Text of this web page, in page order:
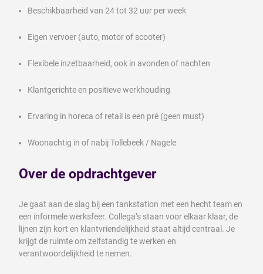
Beschikbaarheid van 24 tot 32 uur per week
Eigen vervoer (auto, motor of scooter)
Flexibele inzetbaarheid, ook in avonden of nachten
Klantgerichte en positieve werkhouding
Ervaring in horeca of retail is een pré (geen must)
Woonachtig in of nabij Tollebeek / Nagele
Over de opdrachtgever
Je gaat aan de slag bij een tankstation met een hecht team en
een informele werksfeer. Collega’s staan voor elkaar klaar, de
lijnen zijn kort en klantvriendelijkheid staat altijd centraal. Je
krijgt de ruimte om zelfstandig te werken en
verantwoordelijkheid te nemen.